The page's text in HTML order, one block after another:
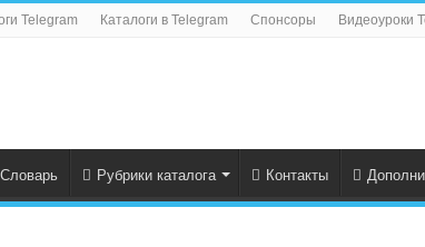
Telegram Каталоги в Telegram Спонсоры Видеоуроки
Словарь Рубрики каталога Контакты